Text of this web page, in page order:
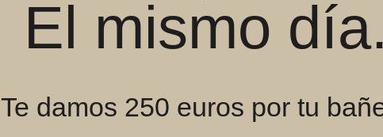
El mismo día.
Te damos 250 euros por tu